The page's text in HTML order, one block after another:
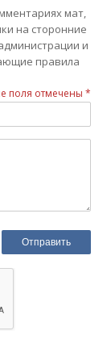
мат,
на сторонние
и
правила
поля отмечены *